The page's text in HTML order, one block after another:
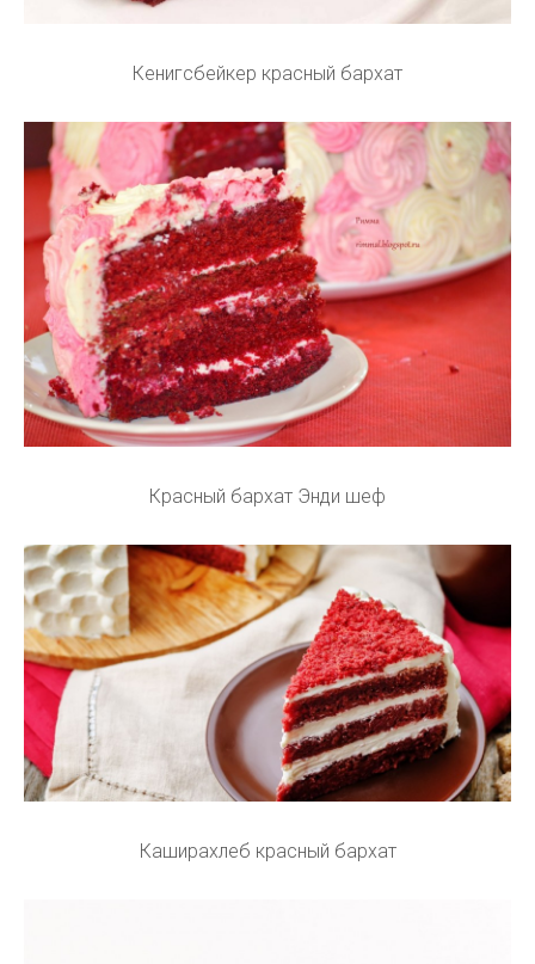
Кенигсбейкер красный бархат
Красный бархат Энди шеф
Каширахлеб красный бархат